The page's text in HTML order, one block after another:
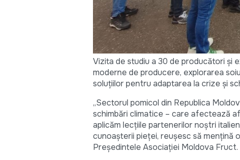
Vizita de studiu a 30 de producători și
moderne de producere, explorarea
soluțiilor pentru adaptarea la crize și
„Sectorul pomicol din Republica
schimbări climatice – care afectează
aplicăm lecțiile partenerilor noștri
cunoașterii pieței, reușesc să mențină
Președintele Asociației Moldova Fruct.